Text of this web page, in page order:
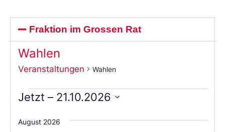
Fraktion im Grossen Rat
Wahlen
Veranstaltungen Wahlen
Jetzt – 21.10.2026
Sie
das
August 2026